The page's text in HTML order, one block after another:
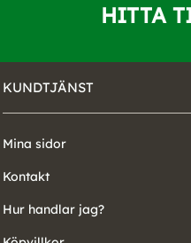
HITTA
KUNDTJÄNST
Mina sidor
Kontakt
Hur handlar jag?